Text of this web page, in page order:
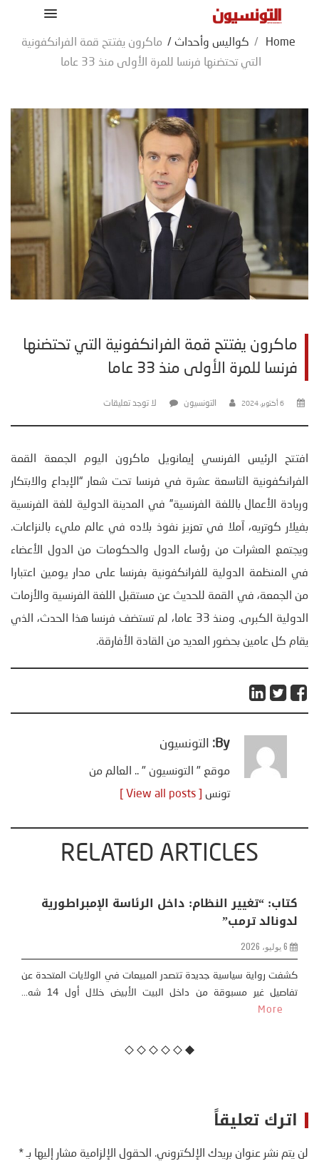
Home
/ كواليس وأحداث / ماكرون يفتتح قمة الفرانكفونية
التي تحتضنها فرنسا للمرة الأولى منذ 33 عاما
ماكرون يفتتح قمة الفرانكفونية التي تحتضنها
فرنسا للمرة الأولى منذ 33 عاما
6 أكتوبر، 2024 التونسيون لا توجد تعليقات
افتتح الرئيس الفرنسي إيمانويل ماكرون اليوم الجمعة القمة
الفرانكفونية التاسعة عشرة في فرنسا تحت شعار “الإبداع والابتكار
وريادة الأعمال باللغة الفرنسية” في المدينة الدولية للغة الفرنسية
بفيلار كوتريه، آملا في تعزيز نفوذ بلاده في عالم مليء بالنزاعات.
ويجتمع العشرات من رؤساء الدول والحكومات من الدول الأعضاء
في المنظمة الدولية للفرانكفونية بفرنسا على مدار يومين اعتبارا
من الجمعة، في القمة للحديث عن مستقبل اللغة الفرنسية والأزمات
الدولية الكبرى. ومنذ 33 عاما، لم تستضف فرنسا هذا الحدث، الذي
يقام كل عامين بحضور العديد من القادة الأفارقة.
By: التونسيون
موقع " التونسيون " .. العالم من
تونس
RELATED ARTICLES
مصدر سعودي لـCNN: التطبيع مع إسرائيل مرهون
بمسار لا رجعة فيه نحو إقامة دولة فلسطينية
25 مايو، 2026
التونسيون – CNN أكد مصدر سعودي لشبكة CNN، الاثنين، أن المملكة
لن تُطبع علاقاتها مع إسرائيل إلا بعد وجود مسار...
More
اترك تعليقاً
لن يتم نشر عنوان بريدك الإلكتروني. الحقول الإلزامية مشار إليها بـ*